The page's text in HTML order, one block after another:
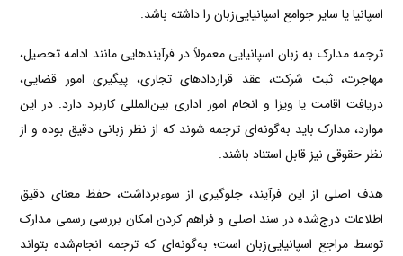
اسپانیا یا سایر جوامع اسپانیایی‌زبان را داشته باشد.
ترجمه مدارک به زبان اسپانیایی معمولاً در فرآیندهایی مانند ادامه تحصیل،
مهاجرت، ثبت شرکت، عقد قراردادهای تجاری، پیگیری امور قضایی،
دریافت اقامت یا ویزا و انجام امور اداری بین‌المللی کاربرد دارد. در این
موارد، مدارک باید به‌گونه‌ای ترجمه شوند که از نظر زبانی دقیق بوده و از
نظر حقوقی نیز قابل استناد باشند.
هدف اصلی از این فرآیند، جلوگیری از سوءبرداشت، حفظ معنای دقیق
اطلاعات درج‌شده در سند اصلی و فراهم کردن امکان بررسی رسمی مدارک
توسط مراجع اسپانیایی‌زبان است؛ به‌گونه‌ای که ترجمه انجام‌شده بتواند